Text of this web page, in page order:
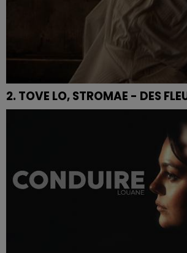
2. TOVE LO, STROMAE - DES